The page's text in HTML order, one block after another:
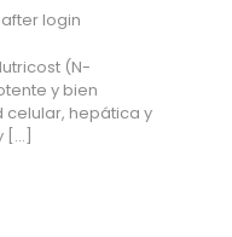
login
(N-
y bien
hepática y
[…]